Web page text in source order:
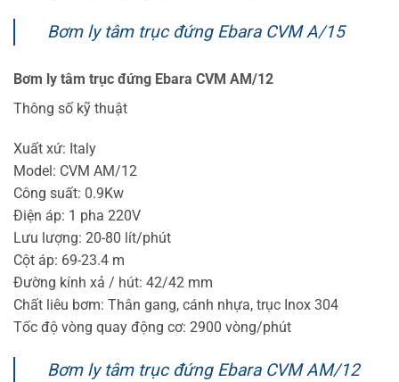
Bơm ly tâm trục đứng Ebara CVM A/15
Bơm ly tâm trục đứng Ebara CVM AM/12
Thông số kỹ thuật
Xuất xứ: Italy
Model: CVM AM/12
Công suất: 0.9Kw
Điện áp: 1 pha 220V
Lưu lượng: 20-80 lít/phút
Cột áp: 69-23.4 m
Đường kính xả / hút: 42/42 mm
Chất liêu bơm: Thân gang, cánh nhựa, trục Inox 304
Tốc độ vòng quay động cơ: 2900 vòng/phút
Bơm ly tâm trục đứng Ebara CVM AM/12